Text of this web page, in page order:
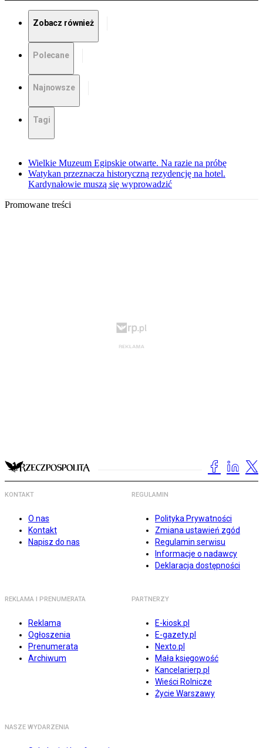
Zobacz również
Polecane
Najnowsze
Tagi
Wielkie Muzeum Egipskie otwarte. Na razie na próbę
Watykan przeznacza historyczną rezydencję na hotel.
Kardynałowie muszą się wyprowadzić
Promowane treści
KONTAKT
O nas
Kontakt
Napisz do nas
REGULAMIN
Polityka Prywatności
Zmiana ustawień zgód
Regulamin serwisu
Informacje o nadawcy
Deklaracja dostępności
REKLAMA I PRENUMERATA
Reklama
Ogłoszenia
Prenumerata
Archiwum
PARTNERZY
E-kiosk.pl
E-gazety.pl
Nexto.pl
Mała księgowość
Kancelarierp.pl
Wieści Rolnicze
Życie Warszawy
NASZE WYDARZENIA